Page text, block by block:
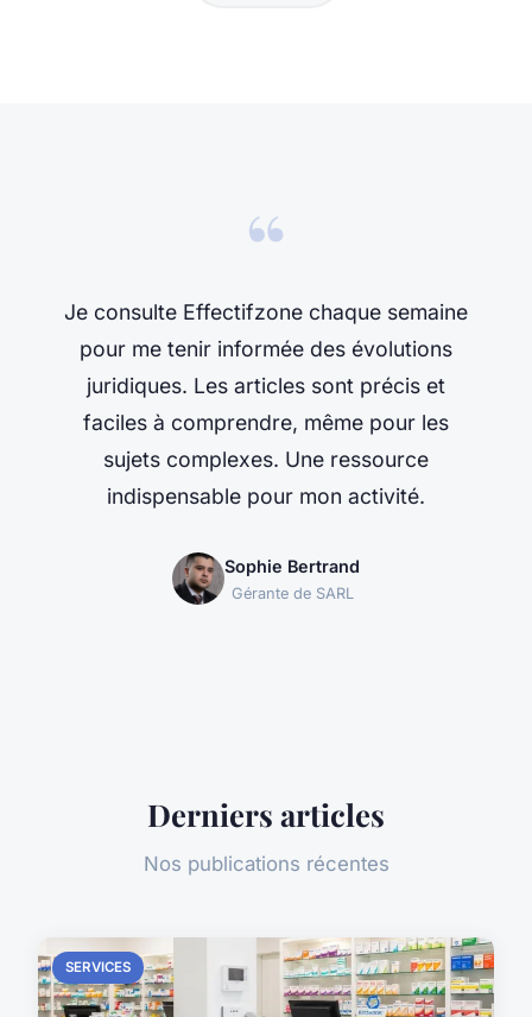
“
Je consulte Effectifzone chaque semaine
pour me tenir informée des évolutions
juridiques. Les articles sont précis et
faciles à comprendre, même pour les
sujets complexes. Une ressource
indispensable pour mon activité.
Sophie Bertrand
Gérante de SARL
Derniers articles
Nos publications récentes
SERVICES